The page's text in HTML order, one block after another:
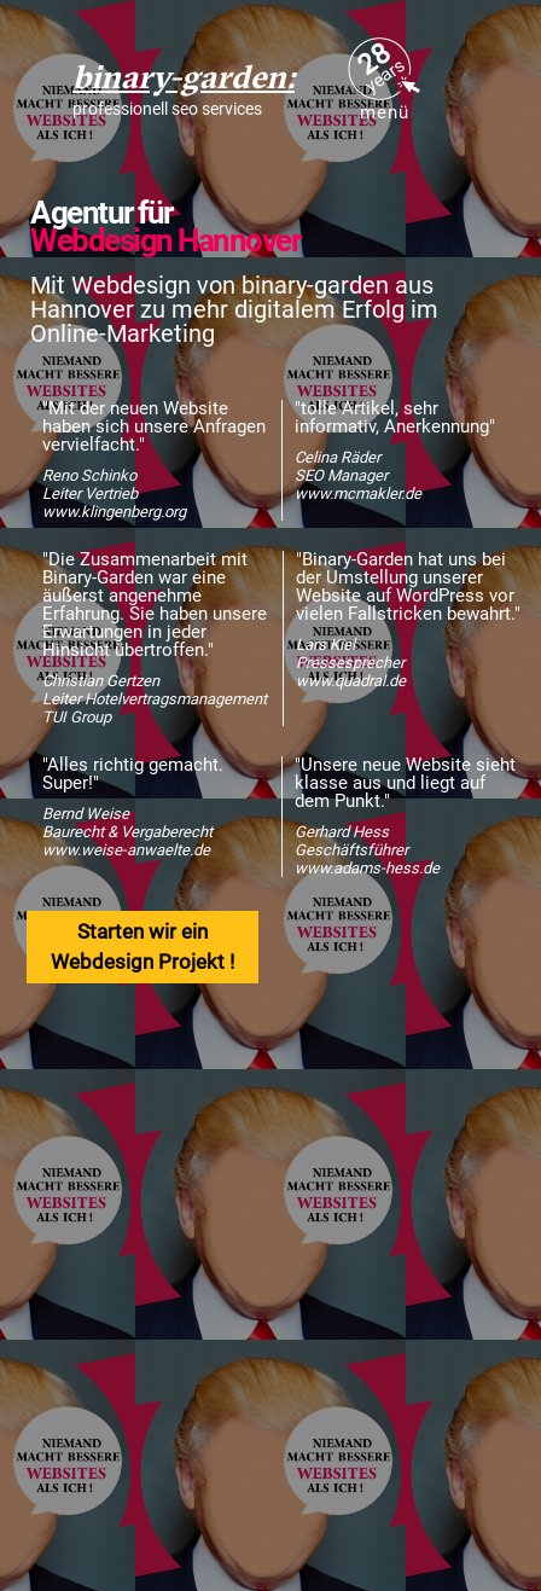
binary-garden:
professionell seo services
28
years
menü
Agentur für
Webdesign Hannover
Mit Webdesign von binary-garden aus
Hannover zu mehr digitalem Erfolg im
Online-Marketing
"Mit der neuen Website
haben sich unsere Anfragen
vervielfacht."
Reno Schinko
Leiter Vertrieb
www.klingenberg.org
"tolle Artikel, sehr
informativ, Anerkennung"
Celina Räder
SEO Manager
www.mcmakler.de
"Die Zusammenarbeit mit
Binary-Garden war eine
äußerst angenehme
Erfahrung. Sie haben unsere
Erwartungen in jeder
Hinsicht übertroffen."
Christian Gertzen
Leiter Hotelvertragsmanagement
TUI Group
"Binary-Garden hat uns bei
der Umstellung unserer
Website auf WordPress vor
vielen Fallstricken bewahrt."
Lars Kiel
Pressesprecher
www.quadral.de
"Alles richtig gemacht.
Super!"
Bernd Weise
Baurecht & Vergaberecht
www.weise-anwaelte.de
"Unsere neue Website sieht
klasse aus und liegt auf
dem Punkt."
Gerhard Hess
Geschäftsführer
www.adams-hess.de
Starten wir ein
Webdesign Projekt !